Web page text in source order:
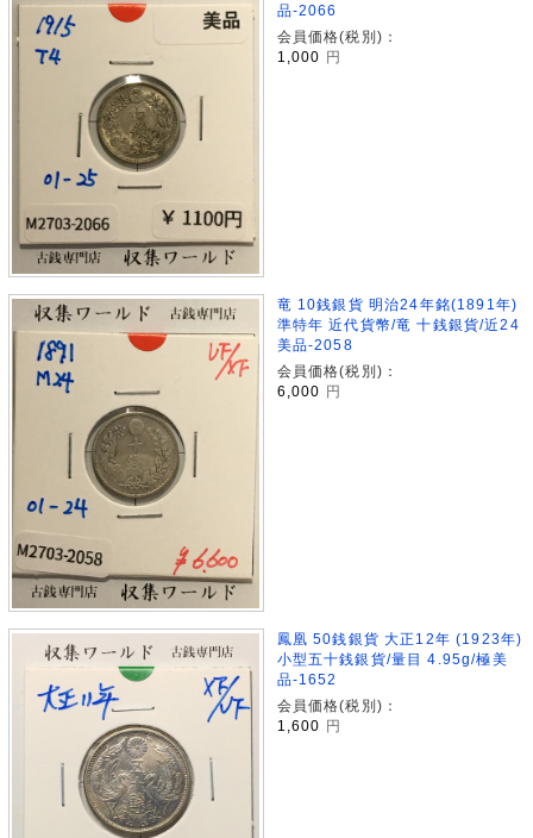
品-2066
会員価格(税別)：
1,000
円
竜 10銭銀貨 明治24年銘(1891年)
準特年 近代貨幣/竜 十銭銀貨/近24
美品-2058
会員価格(税別)：
6,000
円
鳳凰 50銭銀貨 大正12年 (1923年)
小型五十銭銀貨/量目 4.95g/極美
品-1652
会員価格(税別)：
1,600
円